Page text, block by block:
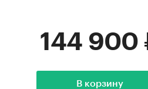
144 900
В корзину